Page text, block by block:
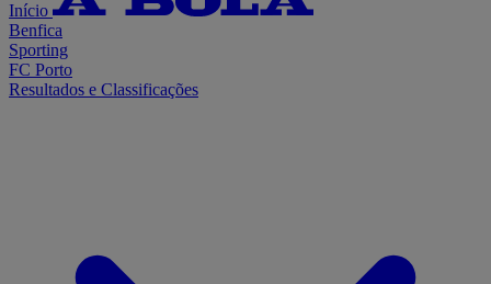
Início
Benfica
Sporting
FC Porto
Resultados e Classificações